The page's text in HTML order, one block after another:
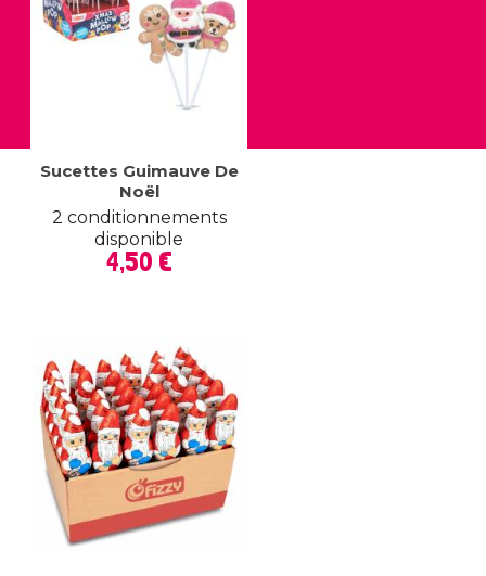
Sucettes Guimauve De
Noël
2 conditionnements
disponible
Prix
4,50 €